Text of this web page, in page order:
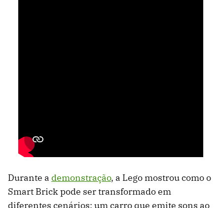
Durante a demonstração, a Lego mostrou como o
Smart Brick pode ser transformado em
diferentes cenários: um carro que emite sons ao